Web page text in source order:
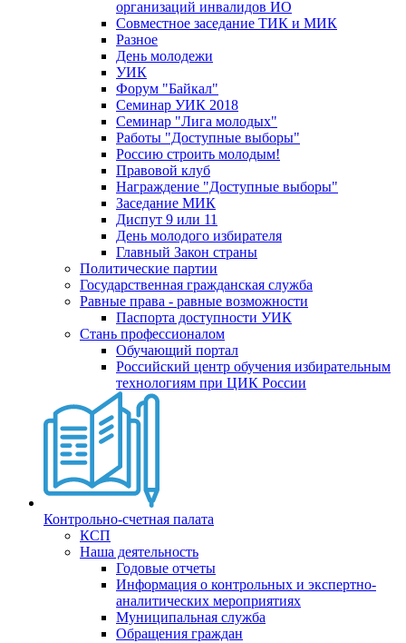
организаций инвалидов ИО
Совместное заседание ТИК и МИК
Разное
День молодежи
УИК
Форум "Байкал"
Семинар УИК 2018
Семинар "Лига молодых"
Работы "Доступные выборы"
Россию строить молодым!
Правовой клуб
Награждение "Доступные выборы"
Заседание МИК
Диспут 9 или 11
День молодого избирателя
Главный Закон страны
Политические партии
Государственная гражданская служба
Равные права - равные возможности
Паспорта доступности УИК
Стань профессионалом
Обучающий портал
Российский центр обучения избирательным
технологиям при ЦИК России
Контрольно-счетная палата
КСП
Наша деятельность
Годовые отчеты
Информация о контрольных и экспертно-
аналитических мероприятиях
Муниципальная служба
Обращения граждан